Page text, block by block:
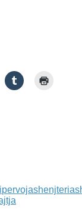
pervojashenjteria